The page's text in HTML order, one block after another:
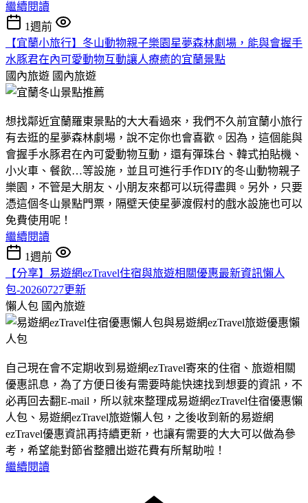
繼續閱讀
1週前
【宜蘭小旅行】冬山動物親子樂園星夢森林劇場，能與會握手
水豚君在內可愛動物互動讓人療癒的宜蘭景點
國內旅遊 國內旅遊
想找鄰近宜蘭羅東景點的大大看過來，我們不久前宜蘭小旅行
有去逛的星夢森林劇場，說不定你也會喜歡。因為，這個能與
會握手水豚君在內可愛動物互動，還有彈珠台、韓式拍貼機、
小火車、餐飲…等設施，並且可進行手作DIY的冬山動物親子
樂園，不管是大朋友、小朋友來都可以玩得盡興。另外，只要
憑這個冬山景點門票，隔壁天使星夢渡假村的戲水設施也可以
免費使用呢！
繼續閱讀
1週前
【分享】易遊網ezTravel住宿與旅遊相關優惠最新資訊懶人
包-20260727更新
懶人包 國內旅遊
自己現在會不定期收到易遊網ezTravel寄來的住宿、旅遊相關
優惠訊息，為了方便日後有需要時能快速找到想要的資訊，不
必再回去翻E-mail，所以就來整理成易遊網ezTravel住宿優惠懶
人包、易遊網ezTravel旅遊懶人包，之後收到新的易遊網
ezTravel優惠資訊再持續更新，也讓有需要的大大可以做為參
考，希望能對節省整體出遊花費有所幫助啦！
繼續閱讀